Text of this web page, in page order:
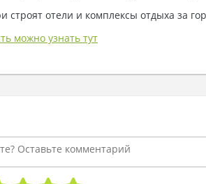
строят отели и комплексы отдыха за
можно узнать тут